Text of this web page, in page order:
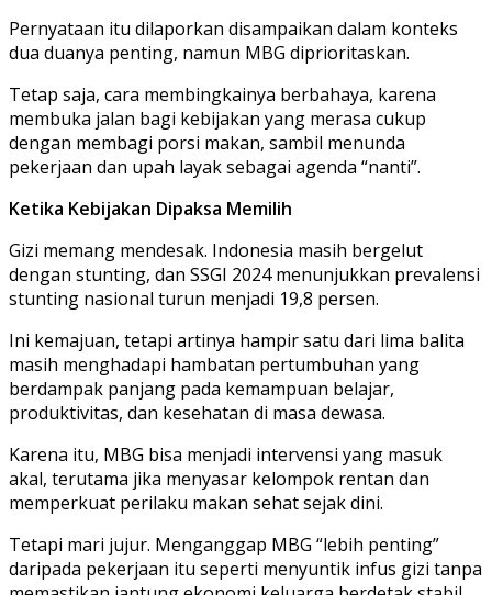
Pernyataan itu dilaporkan disampaikan dalam konteks
dua duanya penting, namun MBG diprioritaskan.
Tetap saja, cara membingkainya berbahaya, karena
membuka jalan bagi kebijakan yang merasa cukup
dengan membagi porsi makan, sambil menunda
pekerjaan dan upah layak sebagai agenda “nanti”.
Ketika Kebijakan Dipaksa Memilih
Gizi memang mendesak. Indonesia masih bergelut
dengan stunting, dan SSGI 2024 menunjukkan prevalensi
stunting nasional turun menjadi 19,8 persen.
Ini kemajuan, tetapi artinya hampir satu dari lima balita
masih menghadapi hambatan pertumbuhan yang
berdampak panjang pada kemampuan belajar,
produktivitas, dan kesehatan di masa dewasa.
Karena itu, MBG bisa menjadi intervensi yang masuk
akal, terutama jika menyasar kelompok rentan dan
memperkuat perilaku makan sehat sejak dini.
Tetapi mari jujur. Menganggap MBG “lebih penting”
daripada pekerjaan itu seperti menyuntik infus gizi tanpa